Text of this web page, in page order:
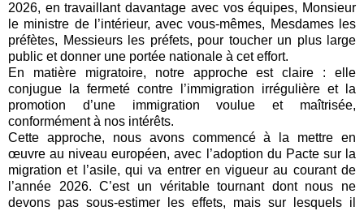
2026, en travaillant davantage avec vos équipes, Monsieur
le ministre de l’intérieur, avec vous-mêmes, Mesdames les
préfètes, Messieurs les préfets, pour toucher un plus large
public et donner une portée nationale à cet effort.
En matière migratoire, notre approche est claire : elle
conjugue la fermeté contre l’immigration irrégulière et la
promotion d’une immigration voulue et maîtrisée,
conformément à nos intérêts.
Cette approche, nous avons commencé à la mettre en
œuvre au niveau européen, avec l’adoption du Pacte sur la
migration et l’asile, qui va entrer en vigueur au courant de
l’année 2026. C’est un véritable tournant dont nous ne
devons pas sous-estimer les effets, mais sur lesquels il